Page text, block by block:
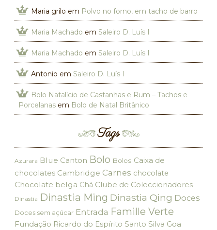
Maria grilo em Polvo no forno, em tacho de barro
Maria Machado em Saleiro D. Luís I
Maria Machado em Saleiro D. Luís I
Antonio em Saleiro D. Luís I
Bolo Natalício de Castanhas e Rum – Tachos e
Porcelanas em Bolo de Natal Britânico
Tags
Azurara Blue Canton Bolo Bolos Caixa de
chocolates Cambridge Carnes chocolate
Chocolate belga Chá Clube de Coleccionadores
Dinastia Dinastia Ming Dinastia Qing Doces
Doces sem açúcar Entrada Famille Verte
Fundação Ricardo do Espírito Santo Silva Goa